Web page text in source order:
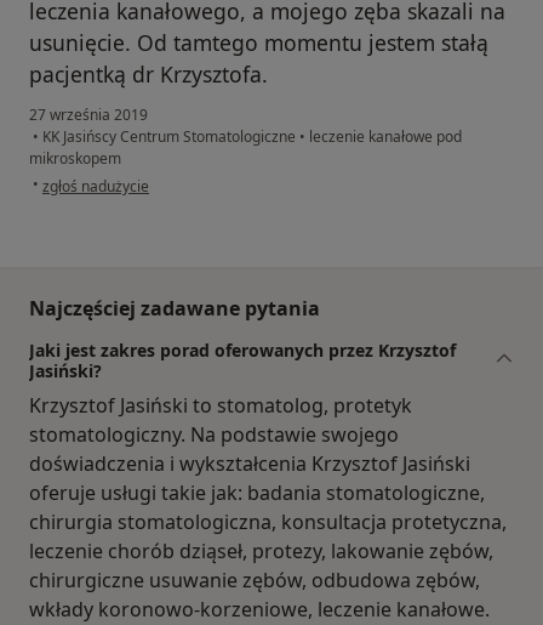
leczenia kanałowego, a mojego zęba skazali na
usunięcie. Od tamtego momentu jestem stałą
pacjentką dr Krzysztofa.
27 września 2019
• KK Jasińscy Centrum Stomatologiczne • leczenie kanałowe pod
mikroskopem
• w opinii użytkownika Konto zostało usunięte
zgłoś nadużycie
Najczęściej zadawane pytania
Jaki jest zakres porad oferowanych przez Krzysztof
Jasiński?
Krzysztof Jasiński to stomatolog, protetyk
stomatologiczny. Na podstawie swojego
doświadczenia i wykształcenia Krzysztof Jasiński
oferuje usługi takie jak: badania stomatologiczne,
chirurgia stomatologiczna, konsultacja protetyczna,
leczenie chorób dziąseł, protezy, lakowanie zębów,
chirurgiczne usuwanie zębów, odbudowa zębów,
wkłady koronowo-korzeniowe, leczenie kanałowe.